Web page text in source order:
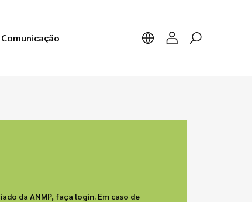
Comunicação
da ANMP, faça login. Em caso de